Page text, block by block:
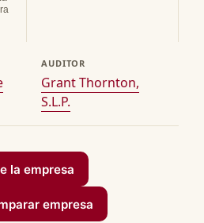
AUDITOR
Grant Thornton,
S.L.P.
la empresa
empresa